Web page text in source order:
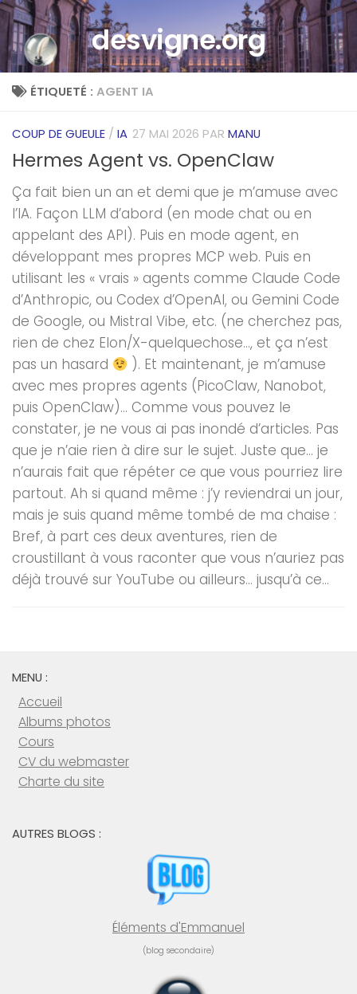
Skip to contentdesvigne.org
ÉTIQUETÉ : AGENT IA
COUP DE GUEULE / IA 27 MAI 2026 PAR MANU
Hermes Agent vs. OpenClaw
Ça fait bien un an et demi que je m’amuse avec
l’IA. Façon LLM d’abord (en mode chat ou en
appelant des API). Puis en mode agent, en
développant mes propres MCP web. Puis en
utilisant les « vrais » agents comme Claude Code
d’Anthropic, ou Codex d’OpenAI, ou Gemini Code
de Google, ou Mistral Vibe, etc. (ne cherchez pas,
rien de chez Elon/X-quelquechose…, et ça n’est
pas un hasard
). Et maintenant, je m’amuse
avec mes propres agents (PicoClaw, Nanobot,
puis OpenClaw)… Comme vous pouvez le
constater, je ne vous ai pas inondé d’articles. Pas
que je n’aie rien à dire sur le sujet. Juste que… je
n’aurais fait que répéter ce que vous pourriez lire
partout. Ah si quand même : j’y reviendrai un jour,
mais je suis quand même tombé de ma chaise :
Bref, à part ces deux aventures, rien de
croustillant à vous raconter que vous n’auriez pas
déjà trouvé sur YouTube ou ailleurs… jusqu’à ce...
MENU :
Accueil
Albums photos
Cours
CV du webmaster
Charte du site
AUTRES BLOGS :
Éléments d'Emmanuel
(blog secondaire)